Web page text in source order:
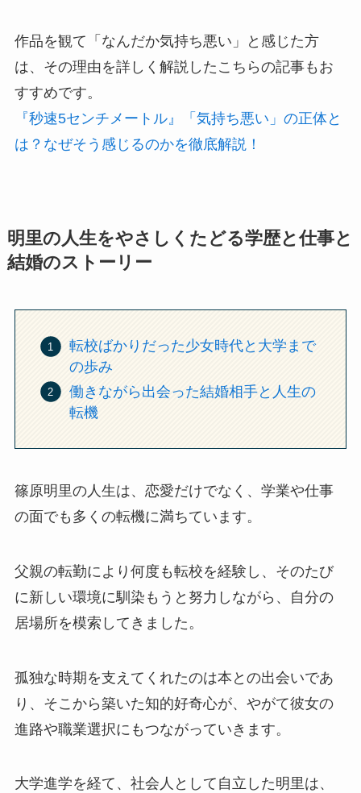
作品を観て「なんだか気持ち悪い」と感じた方
は、その理由を詳しく解説したこちらの記事もお
すすめです。
『秒速5センチメートル』「気持ち悪い」の正体と
は？なぜそう感じるのかを徹底解説！
明里の人生をやさしくたどる学歴と仕事と
結婚のストーリー
転校ばかりだった少女時代と大学まで
の歩み
働きながら出会った結婚相手と人生の
転機
篠原明里の人生は、恋愛だけでなく、学業や仕事
の面でも多くの転機に満ちています。
父親の転勤により何度も転校を経験し、そのたび
に新しい環境に馴染もうと努力しながら、自分の
居場所を模索してきました。
孤独な時期を支えてくれたのは本との出会いであ
り、そこから築いた知的好奇心が、やがて彼女の
進路や職業選択にもつながっていきます。
大学進学を経て、社会人として自立した明里は、